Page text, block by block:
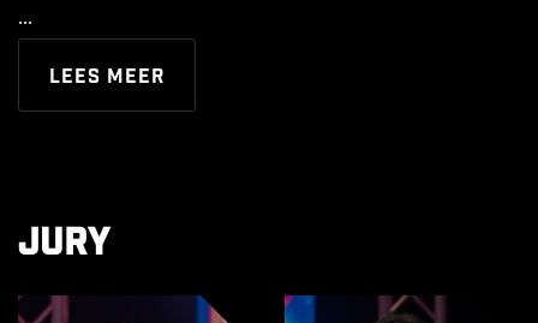
...
Lees meer
Jury